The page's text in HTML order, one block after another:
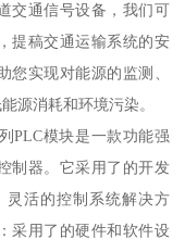
交通信号设备，我们可
提稿交通运输系统的安
您实现对能源的监测、
源消耗和环境污染。
模块是一款功能强
制器。它采用了的开发
活的控制系统解决方
采用了的硬件和软件设